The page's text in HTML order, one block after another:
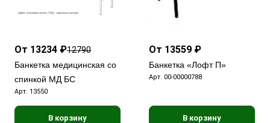
От 13234 ₽12790
Банкетка медицинская со
спинкой МД БС
Арт. 13550
В корзину
От 13559 ₽
Банкетка «Лофт П»
Арт. 00-00000788
В корзину